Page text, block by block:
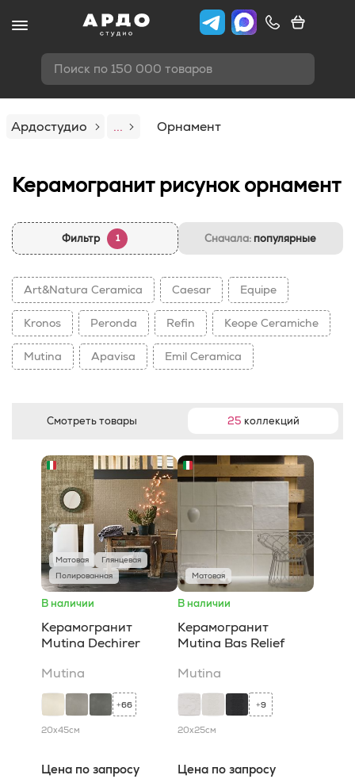
Поиск по 150 000 товаров
Ардостудио ... Орнамент
Керамогранит рисунок орнамент
Фильтр 1 Сначала: популярные
Art&Natura Ceramica Caesar Equipe
Kronos Peronda Refin Keope Ceramiche
Mutina Apavisa Emil Ceramica
Смотреть товары 25 коллекций
Матовая
Глянцевая
Полированная
В наличии
Керамогранит
Mutina Dechirer
Mutina
+66
20x45см
Цена по запросу
Матовая
В наличии
Керамогранит
Mutina Bas Relief
Mutina
+9
20x25см
Цена по запросу